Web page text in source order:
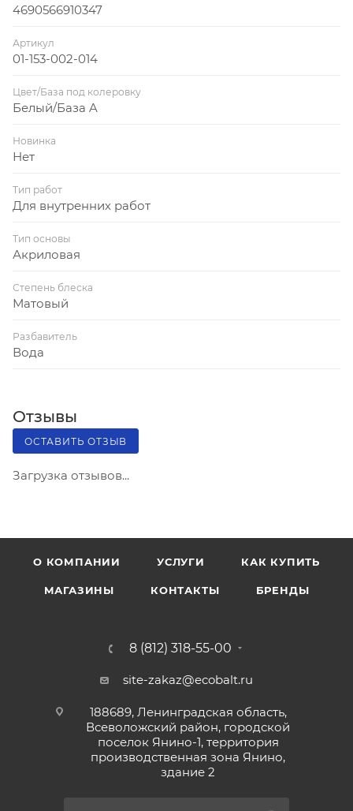
4690566910347
Артикул
01-153-002-014
Цвет/База под колеровку
Белый/База A
Новинка
Нет
Тип работ
Для внутренних работ
Тип основы
Акриловая
Степень блеска
Матовый
Разбавитель
Вода
Отзывы
ОСТАВИТЬ ОТЗЫВ
Загрузка отзывов...
О КОМПАНИИ УСЛУГИ КАК КУПИТЬ
МАГАЗИНЫ КОНТАКТЫ БРЕНДЫ
8 (812) 318-55-00
site-zakaz@ecobalt.ru
188689, Ленинградская область,
Всеволожский район, городской
поселок Янино-1, территория
производственная зона Янино,
здание 2